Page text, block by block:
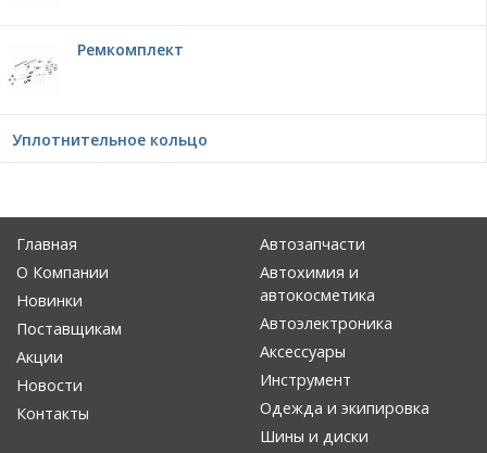
Ремкомплект
Уплотнительное кольцо
Главная
О Компании
Новинки
Поставщикам
Акции
Новости
Контакты
Автозапчасти
Автохимия и
автокосметика
Автоэлектроника
Аксессуары
Инструмент
Одежда и экипировка
Шины и диски